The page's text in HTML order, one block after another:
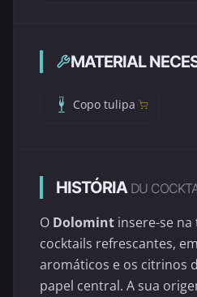
MATERIAL
Copo tulipa
HISTÓRIA DU
O Dolomint insere-se
cocktails refrescantes,
aromáticos e os citrinos
papel central. A sua